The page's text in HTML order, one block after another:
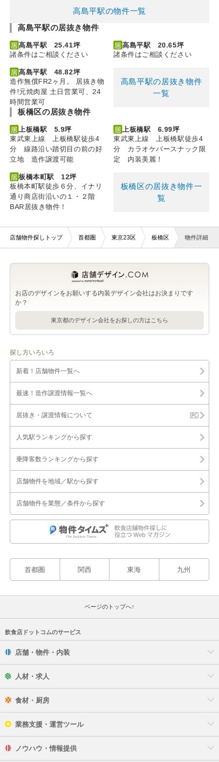
高島平駅の物件一覧
高島平駅の居抜き物件
高島平駅 25.41坪
諸条件はご相談ください
高島平駅 20.65坪
諸条件はご相談ください
高島平駅 48.82坪
造作無償FR2ヶ月。 居抜き物
件!元焼肉屋 土日営業可、24
時間営業可
高島平駅の居抜き物件
一覧
板橋区の居抜き物件
上板橋駅 5.9坪
東武東上線 上板橋駅徒歩4
分 線路沿い踏切目の前の好
立地 造作譲渡可能
上板橋駅 6.99坪
東武東上線 上板橋駅徒歩4
分 カラオケバースナック限
定 内装美麗！
板橋本町駅 12坪
板橋本町駅徒歩６分、イナリ
通り商店街沿いの１・２階
BAR居抜き物件！
板橋区の居抜き物件一
覧
店舗物件探しトップ 首都圏 東京23区 板橋区 物件詳細
お店のデザインをお願いする内装デザイン会社はお決まりです
か？
東京都のデザイン会社をお探しの方はこちら
探し方いろいろ
新着！店舗物件一覧へ
最速！造作譲渡情報一覧へ
居抜き・譲渡情報について
人気駅ランキングから探す
乗降客数ランキングから探す
店舗物件を地域／駅から探す
店舗物件を業態／条件から探す
首都圏 関西 東海 九州
ページのトップへ↑
飲食店ドットコムのサービス
店舗・物件・内装
人材・求人
食材・厨房
業務支援・運営ツール
ノウハウ・情報提供